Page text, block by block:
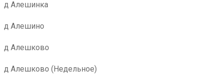
д Алешинка
д Алешино
д Алешково
д Алешково (Недельное)